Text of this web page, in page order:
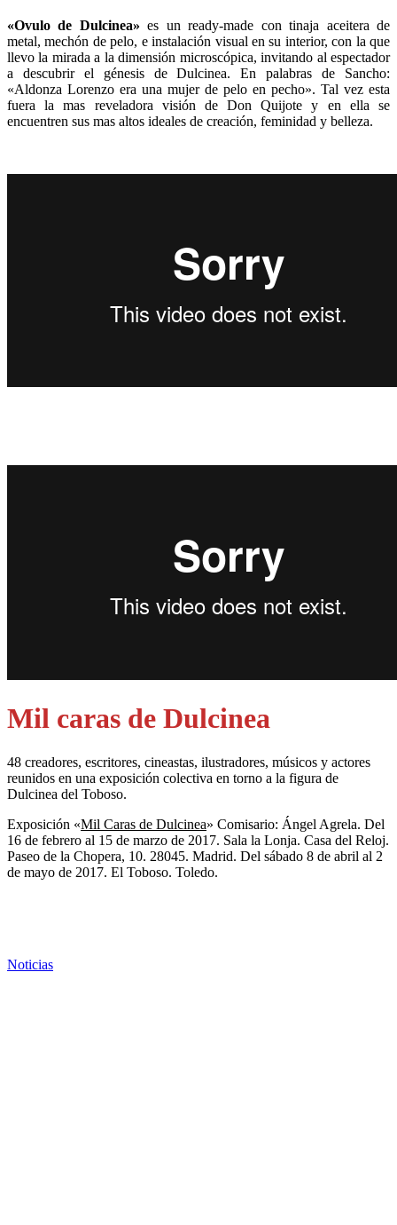
«Ovulo de Dulcinea» es un ready-made con tinaja aceitera de
metal, mechón de pelo, e instalación visual en su interior, con la que
llevo la mirada a la dimensión microscópica, invitando al espectador
a descubrir el génesis de Dulcinea. En palabras de Sancho:
«Aldonza Lorenzo era una mujer de pelo en pecho». Tal vez esta
fuera la mas reveladora visión de Don Quijote y en ella se
encuentren sus mas altos ideales de creación, feminidad y belleza.
Mil caras de Dulcinea
48 creadores, escritores, cineastas, ilustradores, músicos y actores
reunidos en una exposición colectiva en torno a la figura de
Dulcinea del Toboso.
Exposición «Mil Caras de Dulcinea» Comisario: Ángel Agrela. Del
16 de febrero al 15 de marzo de 2017. Sala la Lonja. Casa del Reloj.
Paseo de la Chopera, 10. 28045. Madrid. Del sábado 8 de abril al 2
de mayo de 2017. El Toboso. Toledo.
Noticias